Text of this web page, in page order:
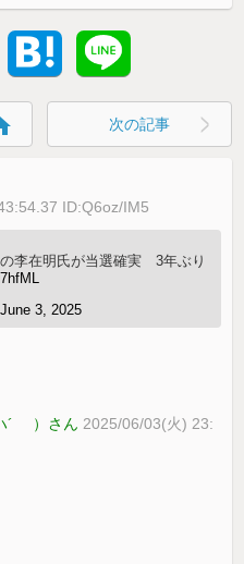
次の記事
ID:Q6oz/IM5
李在明氏が当選確実 3年ぶり
June 3, 2025
´ ）さん 2025/06/03(火) 23: